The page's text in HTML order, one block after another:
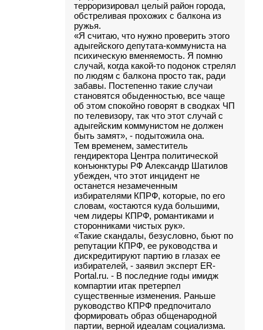
терроризировал целый район города,
обстреливая прохожих с балкона из
ружья.
«Я считаю, что нужно проверить этого
адыгейского депутата-коммуниста на
психическую вменяемость. Я помню
случай, когда какой-то подонок стрелял
по людям с балкона просто так, ради
забавы. Постепенно такие случаи
становятся обыденностью, все чаще
об этом спокойно говорят в сводках ЧП
по телевизору, так что этот случай с
адыгейским коммунистом не должен
быть замят», - подытожила она.
Тем временем, заместитель
гендиректора Центра политической
конъюнктуры РФ Александр Шатилов
убежден, что этот инцидент не
останется незамеченным
избирателями КПРФ, которые, по его
словам, «остаются куда большими,
чем лидеры КПРФ, романтиками и
сторонниками чистых рук».
«Такие скандалы, безусловно, бьют по
репутации КПРФ, ее руководства и
дискредитируют партию в глазах ее
избирателей, - заявил эксперт ER-
Portal.ru. - В последние годы имидж
компартии итак претерпел
существенные изменения. Раньше
руководство КПРФ предпочитало
формировать образ общенародной
партии, верной идеалам социализма.